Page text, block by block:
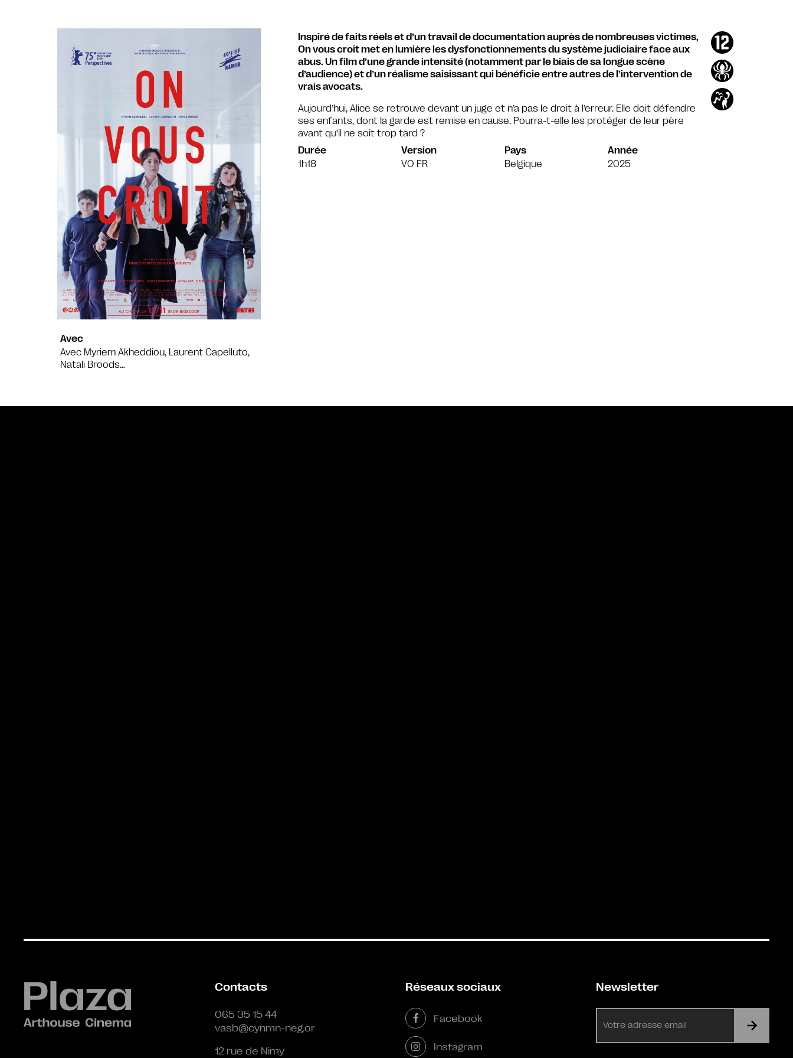
Avec
Avec Myriem Akheddiou, Laurent Capelluto,
Natali Broods…
Inspiré de faits réels et d’un travail de documentation auprès de nombreuses victimes,
On vous croit met en lumière les dysfonctionnements du système judiciaire face aux
abus. Un film d’une grande intensité (notamment par le biais de sa longue scène
d’audience) et d’un réalisme saisissant qui bénéficie entre autres de l’intervention de
vrais avocats.
Aujourd’hui, Alice se retrouve devant un juge et n’a pas le droit à l’erreur. Elle doit défendre
ses enfants, dont la garde est remise en cause. Pourra-t-elle les protéger de leur père
avant qu’il ne soit trop tard ?
Durée
1h18
Version
VO FR
Pays
Belgique
Année
2025
Contacts
065 35 15 44
vasb@cynmn-neg.or
12 rue de Nimy
Réseaux sociaux
Facebook
Instagram
Newsletter
mail